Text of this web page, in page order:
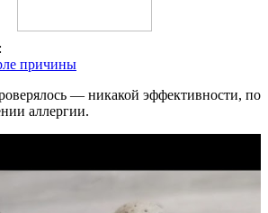
причины
— никакой эффективности, по
аллергии.